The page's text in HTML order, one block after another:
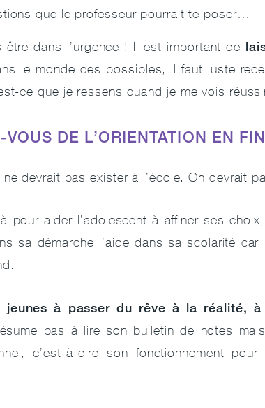
que le professeur pourrait te poser…
dans l’urgence ! Il est important de
le monde des possibles, il faut juste
ce que je ressens quand je me vois
DE L’ORIENTATION EN
devrait pas exister à l’école. On devrait
pour aider l’adolescent à affiner ses
sa démarche l’aide dans sa scolarité
jeunes à passer du rêve à la réalité,
pas à lire son bulletin de notes
c’est-à-dire son fonctionnement